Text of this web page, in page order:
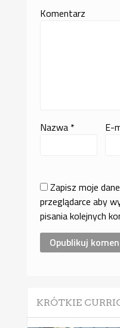
Komentarz
Nazwa * E-
Zapisz moje
przeglądarce aby
pisania kolejnych
KRÓTKIE